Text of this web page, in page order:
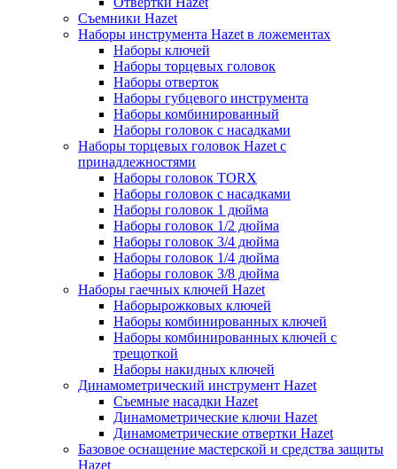
Съемники Hazet
Наборы инструмента Hazet в ложементах
Наборы ключей
Наборы торцевых головок
Наборы отверток
Наборы губцевого инструмента
Наборы комбинированный
Наборы головок с насадками
Наборы торцевых головок Hazet с
принадлежностями
Наборы головок TORX
Наборы головок с насадками
Наборы головок 1 дюйма
Наборы головок 1/2 дюйма
Наборы головок 3/4 дюйма
Наборы головок 1/4 дюйма
Наборы головок 3/8 дюйма
Наборы гаечных ключей Hazet
Наборырожковых ключей
Наборы комбинированных ключей
Наборы комбинированных ключей с
трещоткой
Наборы накидных ключей
Динамометрический инструмент Hazet
Съемные насадки Hazet
Динамометрические ключи Hazet
Динамометрические отвертки Hazet
Базовое оснащение мастерской и средства защиты
Hazet